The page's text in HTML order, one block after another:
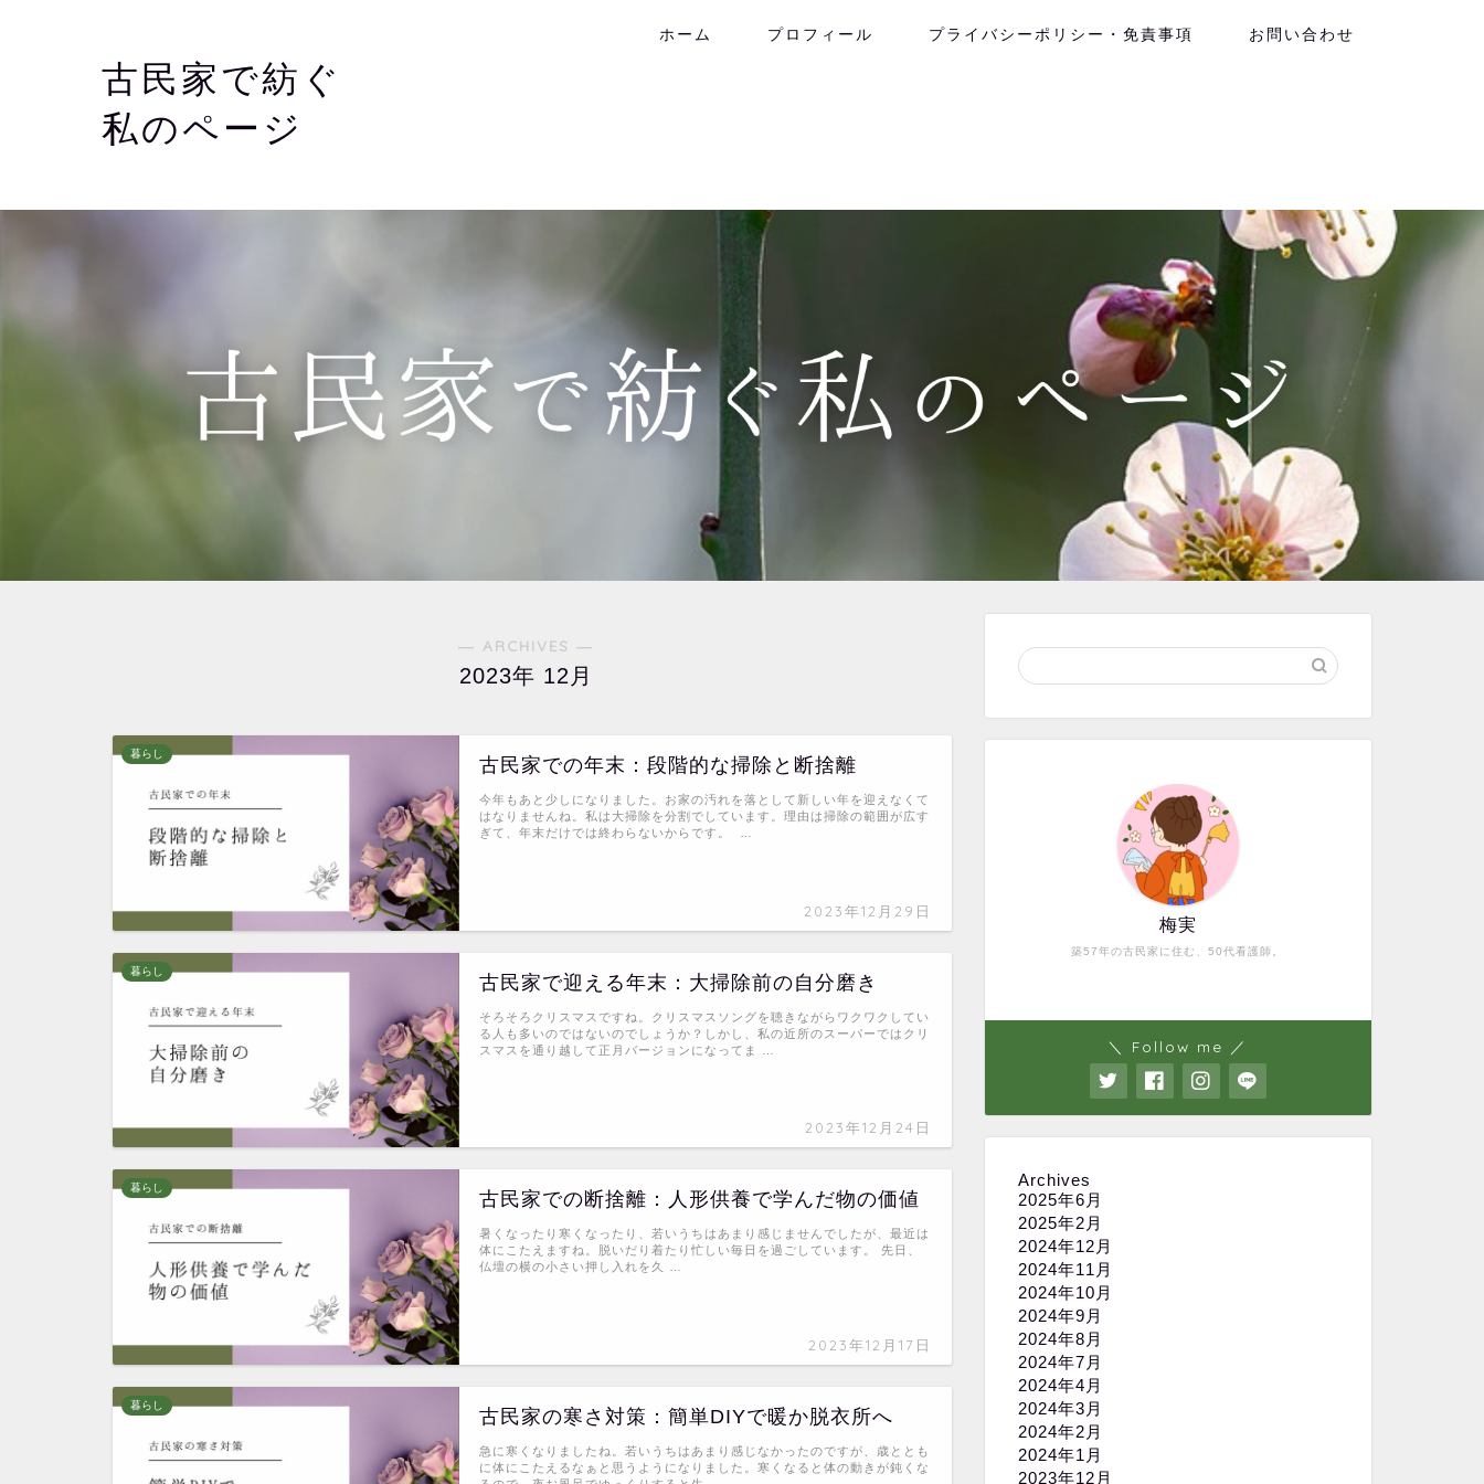
古民家で紡ぐ
私のページ
ホーム プロフィール プライバシーポリシー・免責事項 お問い合わせ
― ARCHIVES ―
2023年 12月
暮らし
古民家での年末：段階的な掃除と断捨離
2023年12月29日
今年もあと少しになりました。お家の汚れを落として新しい年を迎えなくて
はなりませんね。私は大掃除を分割でしています。理由は掃除の範囲が広す
ぎて、年末だけでは終わらないからです。 …
暮らし
古民家で迎える年末：大掃除前の自分磨き
2023年12月24日
そろそろクリスマスですね。クリスマスソングを聴きながらワクワクしてい
る人も多いのではないのでしょうか？しかし、私の近所のスーパーではクリ
スマスを通り越して正月バージョンになってま …
暮らし
古民家での断捨離：人形供養で学んだ物の価値
2023年12月17日
暑くなったり寒くなったり、若いうちはあまり感じませんでしたが、最近は
体にこたえますね。脱いだり着たり忙しい毎日を過ごしています。 先日、
仏壇の横の小さい押し入れを久 …
暮らし
古民家の寒さ対策：簡単DIYで暖か脱衣所へ
急に寒くなりましたね。若いうちはあまり感じなかったのですが、歳ととも
に体にこたえるなぁと思うようになりました。寒くなると体の動きが鈍くな
築57年の古民家に住む、50代看護師。
梅実
＼ Follow me ／
Archives
2025年6月
2025年2月
2024年12月
2024年11月
2024年10月
2024年9月
2024年8月
2024年7月
2024年4月
2024年3月
2024年2月
2024年1月
2023年12月